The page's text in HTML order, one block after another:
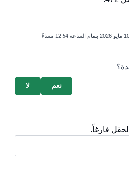
10 مايو 2026 بتمام الساعة 12:54 مساءً
لا نعم
فارغاً.